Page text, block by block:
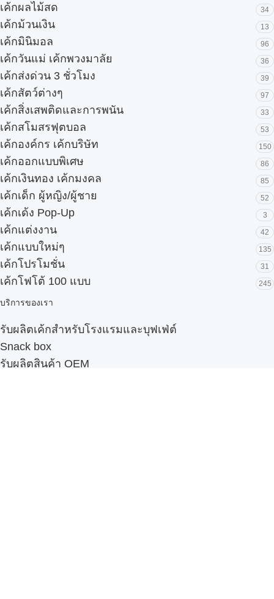
เค้กผลไม้สด 34
เค้กม้วนเงิน 13
เค้กมินิมอล 96
เค้กวันแม่ เค้กพวงมาลัย 36
เค้กส่งด่วน 3 ชั่วโมง 39
เค้กสัตว์ต่างๆ 97
เค้กสิ่งเสพติดและการพนัน 33
เค้กสโมสรฟุตบอล 53
เค้กองค์กร เค้กบริษัท 150
เค้กออกแบบพิเศษ 86
เค้กเงินทอง เค้กมงคล 85
เค้กเด็ก ผู้หญิง/ผู้ชาย 52
เค้กเด้ง Pop-Up 3
เค้กแต่งงาน 42
เค้กแบบใหม่ๆ 135
เค้กโปรโมชั่น 31
เค้กโฟโต้ 100 แบบ 245
บริการของเรา
รับผลิตเค้กสำหรับโรงแรมและบุฟเฟ่ต์
Snack box
รับผลิตสินค้า OEM